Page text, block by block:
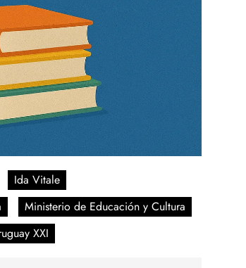
Ida Vitale
Ministerio de Educación y Cultura
XXI